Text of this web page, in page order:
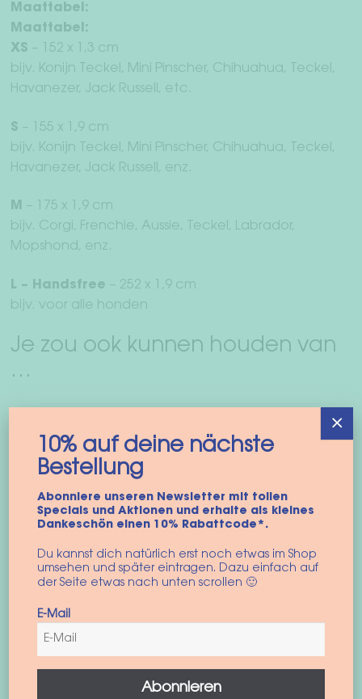
Maattabel:
Maattabel:
XS – 152 x 1,3 cm
bijv. Konijn Teckel, Mini Pinscher, Chihuahua, Teckel,
Havanezer, Jack Russell, etc.
S – 155 x 1,9 cm
bijv. Konijn Teckel, Mini Pinscher, Chihuahua, Teckel,
Havanezer, Jack Russell, enz.
M – 175 x 1,9 cm
bijv. Corgi, Frenchie, Aussie, Teckel, Labrador,
Mopshond, enz.
L – Handsfree – 252 x 1,9 cm
bijv. voor alle honden
Je zou ook kunnen houden van
…
All Day”
43,90
Dit
BINNENKORT TERUG
10% auf deine nächste
Bestellung
Abonniere unseren Newsletter mit tollen
Specials und Aktionen und erhalte als kleines
Dankeschön einen 10% Rabattcode*.
Du kannst dich natürlich erst noch etwas im Shop
umsehen und später eintragen. Dazu einfach auf
der Seite etwas nach unten scrollen 🙂
E-Mail
Abonnieren
×